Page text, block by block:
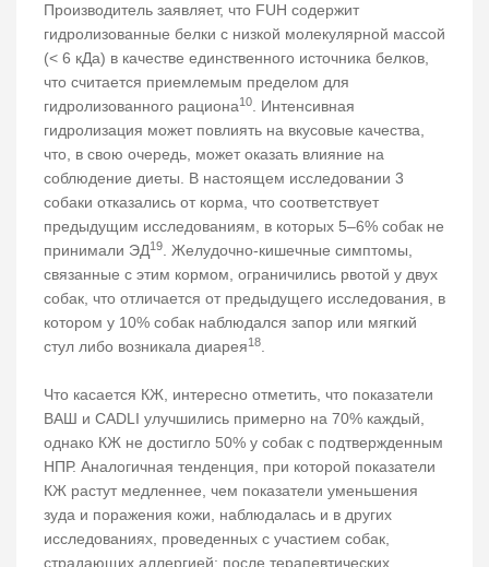
Производитель заявляет, что FUH содержит
гидролизованные белки с низкой молекулярной массой
(< 6 кДа) в качестве единственного источника белков,
что считается приемлемым пределом для
гидролизованного рациона10. Интенсивная
гидролизация может повлиять на вкусовые качества,
что, в свою очередь, может оказать влияние на
соблюдение диеты. В настоящем исследовании 3
собаки отказались от корма, что соответствует
предыдущим исследованиям, в которых 5–6% собак не
принимали ЭД19. Желудочно-кишечные симптомы,
связанные с этим кормом, ограничились рвотой у двух
собак, что отличается от предыдущего исследования, в
котором у 10% собак наблюдался запор или мягкий
стул либо возникала диарея18.
Что касается КЖ, интересно отметить, что показатели
ВАШ и CADLI улучшились примерно на 70% каждый,
однако КЖ не достигло 50% у собак с подтвержденным
НПР. Аналогичная тенденция, при которой показатели
КЖ растут медленнее, чем показатели уменьшения
зуда и поражения кожи, наблюдалась и в других
исследованиях, проведенных с участием собак,
страдающих аллергией: после терапевтических